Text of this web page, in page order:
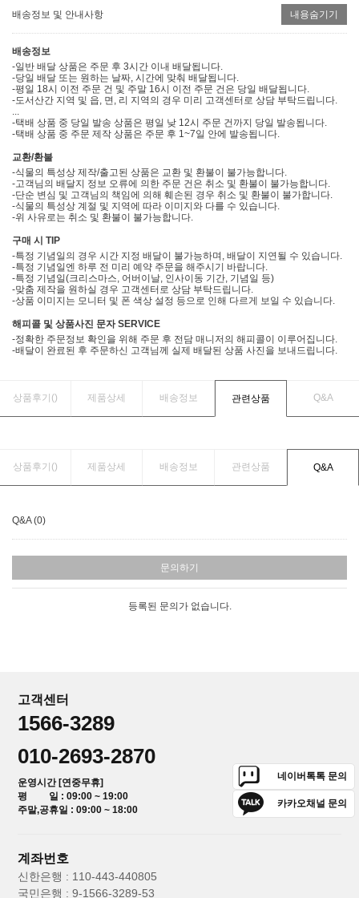
배송정보 및 안내사항 내용숨기기
배송정보
-일반 배달 상품은 주문 후 3시간 이내 배달됩니다.
-당일 배달 또는 원하는 날짜, 시간에 맞춰 배달됩니다.
-평일 18시 이전 주문 건 및 주말 16시 이전 주문 건은 당일 배달됩니다.
-도서산간 지역 및 읍, 면, 리 지역의 경우 미리 고객센터로 상담 부탁드립니다.
-택배 상품 중 당일 발송 상품은 평일 낮 12시 주문 건까지 당일 발송됩니다.
-택배 상품 중 주문 제작 상품은 주문 후 1~7일 안에 발송됩니다.
교환/환불
-식물의 특성상 제작/출고된 상품은 교환 및 환불이 불가능합니다.
-고객님의 배달지 정보 오류에 의한 주문 건은 취소 및 환불이 불가능합니다.
-단순 변심 및 고객님의 책임에 의해 훼손된 경우 취소 및 환불이 불가합니다.
-식물의 특성상 계절 및 지역에 따라 이미지와 다를 수 있습니다.
-위 사유로는 취소 및 환불이 불가능합니다.
구매 시 TIP
-특정 기념일의 경우 시간 지정 배달이 불가능하며, 배달이 지연될 수 있습니다.
-특정 기념일엔 하루 전 미리 예약 주문을 해주시기 바랍니다.
-특정 기념일(크리스마스, 어버이날, 인사이동 기간, 기념일 등)
-맞춤 제작을 원하실 경우 고객센터로 상담 부탁드립니다.
-상품 이미지는 모니터 및 폰 색상 설정 등으로 인해 다르게 보일 수 있습니다.
해피콜 및 상품사진 문자 SERVICE
-정확한 주문정보 확인을 위해 주문 후 전담 매니저의 해피콜이 이루어집니다.
-배달이 완료된 후 주문하신 고객님께 실제 배달된 상품 사진을 보내드립니다.
상품후기() 제품상세 배송정보 관련상품 Q&A
상품후기() 제품상세 배송정보 관련상품 Q&A
Q&A (0)
문의하기
등록된 문의가 없습니다.
고객센터
1566-3289
010-2693-2870
운영시간 [연중무휴]
평 일 : 09:00 ~ 19:00
주말,공휴일 : 09:00 ~ 18:00
네이버톡톡 문의
카카오채널 문의
계좌번호
신한은행 : 110-443-440805
국민은행 : 9-1566-3289-53